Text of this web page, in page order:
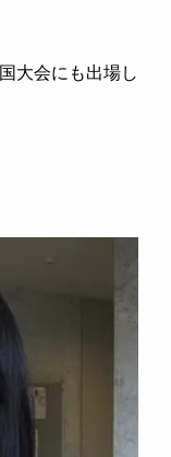
大会にも出場し